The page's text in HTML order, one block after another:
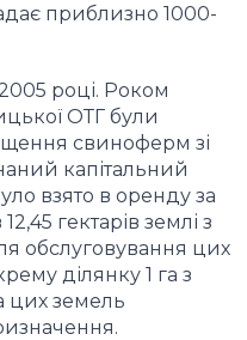
приблизно 1000-
році. Роком
ОТГ були
свиноферм зі
капітальний
взято в оренду за
гектарів землі з
обслуговування цих
ділянку 1 га з
цих земель